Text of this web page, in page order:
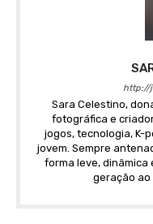
http://
Sara Celestino,
fotográfica e
jogos, tecnologia, K-
jovem. Sempre
forma leve, dinâmica
geração ao